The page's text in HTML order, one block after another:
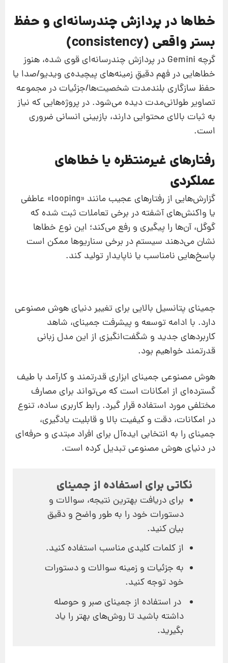
خطاها در پردازش چندرسانه‌ای و حفظ
بستر واقعی (consistency)
گرچه Gemini در پردازش چندرسانه‌ای قوی شده، هنوز
خطاهایی در فهم دقیقِ زمینه‌های پیچیده‌ی ویدیو/صدا یا
حفظ سازگاری بلندمدت شخصیت‌ها/جزئیات در مجموعه
تصاویر طولانی‌مدت دیده می‌شود. در پروژه‌هایی که نیاز
به ثبات بالای محتوایی دارند، بازبینی انسانی ضروری
است.
رفتارهای غیرمنتظره یا خطاهای
عملکردی
گزارش‌هایی از رفتارهای عجیب مانند «looping» عاطفی
یا واکنش‌های آشفته در برخی تعاملات ثبت شده که
گوگل، آن‌ها را پیگیری و رفع می‌کند؛ این نوع خطاها
نشان می‌دهند سیستم در برخی سناریوها ممکن است
پاسخ‌هایی نامناسب یا ناپایدار تولید کند.
جمینای پتانسیل بالایی برای تغییر دنیای هوش مصنوعی
دارد. با ادامه توسعه و پیشرفت جمینای، شاهد
کاربردهای جدید و شگفت‌انگیزی از این مدل زبانی
قدرتمند خواهیم بود.
هوش مصنوعی جمینای ابزاری قدرتمند و کارآمد با طیف
گسترده‌ای از امکانات است که می‌تواند برای مصارف
مختلفی مورد استفاده قرار گیرد. رابط کاربری ساده، تنوع
در امکانات، دقت و کیفیت بالا و قابلیت یادگیری،
جمینای را به انتخابی ایده‌آل برای افراد مبتدی و حرفه‌ای
در دنیای هوش مصنوعی تبدیل کرده است.
نکاتی برای استفاده از جمینای
برای دریافت بهترین نتیجه، سوالات و
دستورات خود را به طور واضح و دقیق
بیان کنید.
از کلمات کلیدی مناسب استفاده کنید.
به جزئیات و زمینه سوالات و دستورات
خود توجه کنید.
در استفاده از جمینای صبر و حوصله
داشته باشید تا روش‌های بهتر را یاد
بگیرید.